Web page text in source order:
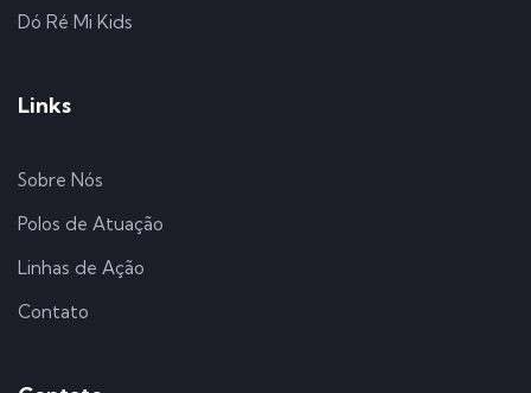
Dó Ré Mi Kids
Links
Sobre Nós
Polos de Atuação
Linhas de Ação
Contato